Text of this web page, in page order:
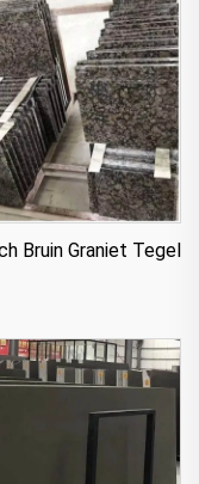
Bruin Graniet Tegel